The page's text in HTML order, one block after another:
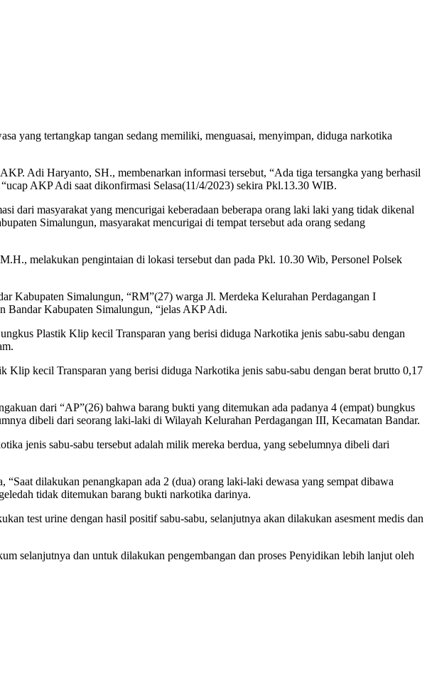
yang tertangkap tangan sedang memiliki, menguasai, menyimpan, diduga narkotika
Adi Haryanto, SH., membenarkan informasi tersebut, “Ada tiga tersangka yang berhasil
AKP Adi saat dikonfirmasi Selasa(11/4/2023) sekira Pkl.13.30 WIB.
dari masyarakat yang mencurigai keberadaan beberapa orang laki laki yang tidak dikenal
Simalungun, masyarakat mencurigai di tempat tersebut ada orang sedang
melakukan pengintaian di lokasi tersebut dan pada Pkl. 10.30 Wib, Personel Polsek
Kabupaten Simalungun, “RM”(27) warga Jl. Merdeka Kelurahan Perdagangan I
Bandar Kabupaten Simalungun, “jelas AKP Adi.
Plastik Klip kecil Transparan yang berisi diduga Narkotika jenis sabu-sabu dengan
kecil Transparan yang berisi diduga Narkotika jenis sabu-sabu dengan berat brutto 0,17
dari “AP”(26) bahwa barang bukti yang ditemukan ada padanya 4 (empat) bungkus
dibeli dari seorang laki-laki di Wilayah Kelurahan Perdagangan III, Kecamatan Bandar.
jenis sabu-sabu tersebut adalah milik mereka berdua, yang sebelumnya dibeli dari
dilakukan penangkapan ada 2 (dua) orang laki-laki dewasa yang sempat dibawa
tidak ditemukan barang bukti narkotika darinya.
test urine dengan hasil positif sabu-sabu, selanjutnya akan dilakukan asesment medis dan
selanjutnya dan untuk dilakukan pengembangan dan proses Penyidikan lebih lanjut oleh